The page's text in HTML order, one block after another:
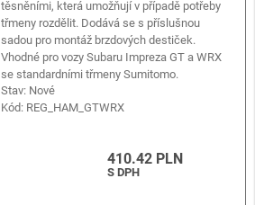
těsněními, která umožňují v případě potřeby
třmeny rozdělit. Dodává se s příslušnou
sadou pro montáž brzdových destiček.
Vhodné pro vozy Subaru Impreza GT a WRX
se standardními třmeny Sumitomo.
Stav: Nové
Kód: REG_HAM_GTWRX
410.42 PLN
S DPH